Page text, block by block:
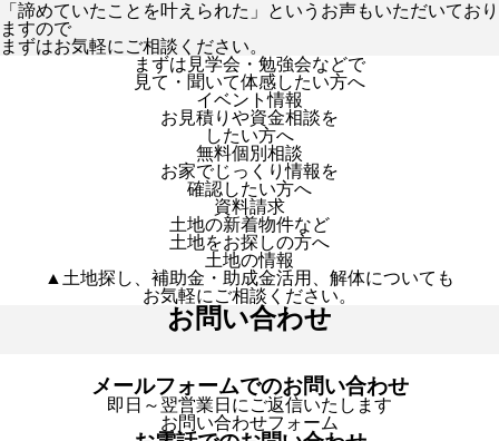
「諦めていたことを叶えられた」というお声もいただいており
ますので
まずはお気軽にご相談ください。
まずは見学会・勉強会などで
見て・聞いて体感したい方へ
イベント情報
お見積りや資金相談を
したい方へ
無料個別相談
お家でじっくり情報を
確認したい方へ
資料請求
土地の新着物件など
土地をお探しの方へ
土地の情報
▲土地探し、補助金・助成金活用、解体についても
お気軽にご相談ください。
お問い合わせ
メールフォームでのお問い合わせ
即日～翌営業日にご返信いたします
お問い合わせフォーム